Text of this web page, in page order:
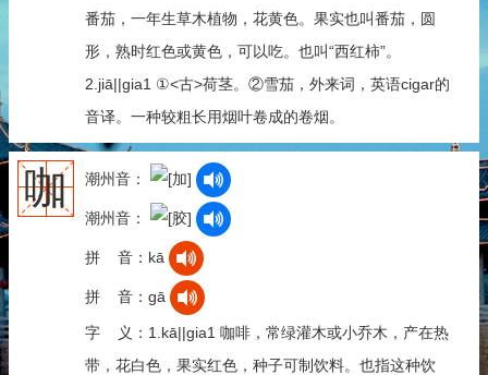
番茄，一年生草木植物，花黄色。果实也叫番茄，圆
形，熟时红色或黄色，可以吃。也叫“西红柿”。
2.jiā||gia1 ①<古>荷茎。②雪茄，外来词，英语cigar的
音译。一种较粗长用烟叶卷成的卷烟。
咖 潮州音：
潮州音：
拼 音：kā
拼 音：gā
字 义：1.kā||gia1 咖啡，常绿灌木或小乔木，产在热
带，花白色，果实红色，种子可制饮料。也指这种饮